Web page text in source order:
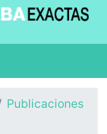
Publicaciones